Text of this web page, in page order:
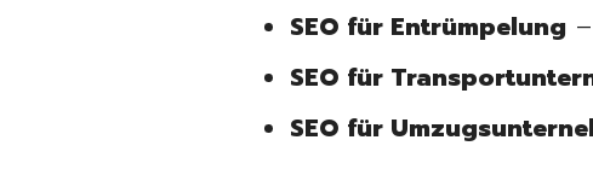
SEO für Entrümpelung
SEO für
SEO für